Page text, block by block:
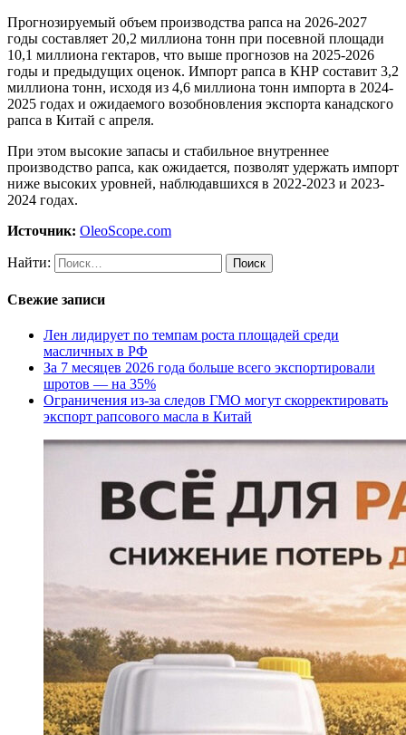
Прогнозируемый объем производства рапса на 2026-2027
годы составляет 20,2 миллиона тонн при посевной площади
10,1 миллиона гектаров, что выше прогнозов на 2025-2026
годы и предыдущих оценок. Импорт рапса в КНР составит 3,2
миллиона тонн, исходя из 4,6 миллиона тонн импорта в 2024-
2025 годах и ожидаемого возобновления экспорта канадского
рапса в Китай с апреля.
При этом высокие запасы и стабильное внутреннее
производство рапса, как ожидается, позволят удержать импорт
ниже высоких уровней, наблюдавшихся в 2022-2023 и 2023-
2024 годах.
Источник: OleoScope.com
Найти:
Свежие записи
Лен лидирует по темпам роста площадей среди
масличных в РФ
За 7 месяцев 2026 года больше всего экспортировали
шротов — на 35%
Ограничения из-за следов ГМО могут скорректировать
экспорт рапсового масла в Китай